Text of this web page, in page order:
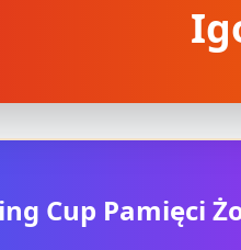
Cup Pamięci